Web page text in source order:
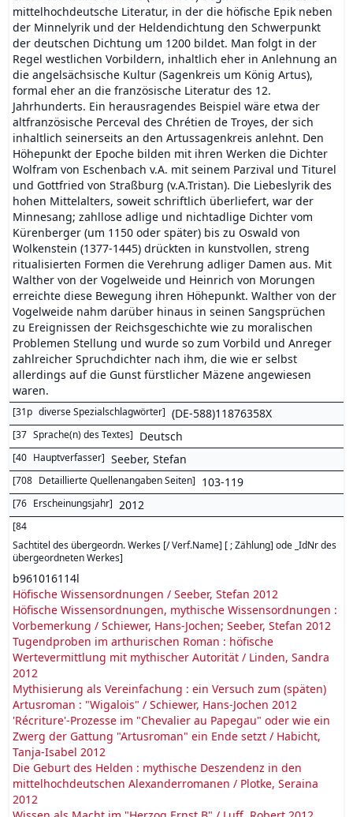
mittelhochdeutsche Literatur, in der die höfische Epik neben
der Minnelyrik und der Heldendichtung den Schwerpunkt
der deutschen Dichtung um 1200 bildet. Man folgt in der
Regel westlichen Vorbildern, inhaltlich eher in Anlehnung an
die angelsächsische Kultur (Sagenkreis um König Artus),
formal eher an die französische Literatur des 12.
Jahrhunderts. Ein herausragendes Beispiel wäre etwa der
altfranzösische Perceval des Chrétien de Troyes, der sich
inhaltlich seinerseits an den Artussagenkreis anlehnt. Den
Höhepunkt der Epoche bilden mit ihren Werken die Dichter
Wolfram von Eschenbach v.A. mit seinem Parzival und Titurel
und Gottfried von Straßburg (v.A.Tristan). Die Liebeslyrik des
hohen Mittelalters, soweit schriftlich überliefert, war der
Minnesang; zahllose adlige und nichtadlige Dichter vom
Kürenberger (um 1150 oder später) bis zu Oswald von
Wolkenstein (1377-1445) drückten in kunstvollen, streng
ritualisierten Formen die Verehrung adliger Damen aus. Mit
Walther von der Vogelweide und Heinrich von Morungen
erreichte diese Bewegung ihren Höhepunkt. Walther von der
Vogelweide nahm darüber hinaus in seinen Sangsprüchen
zu Ereignissen der Reichsgeschichte wie zu moralischen
Problemen Stellung und wurde so zum Vorbild und Anreger
zahlreicher Spruchdichter nach ihm, die wie er selbst
allerdings auf die Gunst fürstlicher Mäzene angewiesen
waren.
[31p diverse Spezialschlagwörter] (DE-588)11876358X
[37 Sprache(n) des Textes] Deutsch
[40 Hauptverfasser] Seeber, Stefan
[708 Detaillierte Quellenangaben Seiten] 103-119
[76 Erscheinungsjahr] 2012
[84
Sachtitel des übergeordn. Werkes [/ Verf.Name] [ ; Zählung] ode _IdNr des
übergeordneten Werkes]
b961016114l
Höfische Wissensordnungen / Seeber, Stefan 2012
Höfische Wissensordnungen, mythische Wissensordnungen :
Vorbemerkung / Schiewer, Hans-Jochen; Seeber, Stefan 2012
Tugendproben im arthurischen Roman : höfische
Wertevermittlung mit mythischer Autorität / Linden, Sandra
2012
Mythisierung als Vereinfachung : ein Versuch zum (späten)
Artusroman : "Wigalois" / Schiewer, Hans-Jochen 2012
'Récriture'-Prozesse im "Chevalier au Papegau" oder wie ein
Zwerg der Gattung "Artusroman" ein Ende setzt / Habicht,
Tanja-Isabel 2012
Die Geburt des Helden : mythische Deszendenz in den
mittelhochdeutschen Alexanderromanen / Plotke, Seraina
2012